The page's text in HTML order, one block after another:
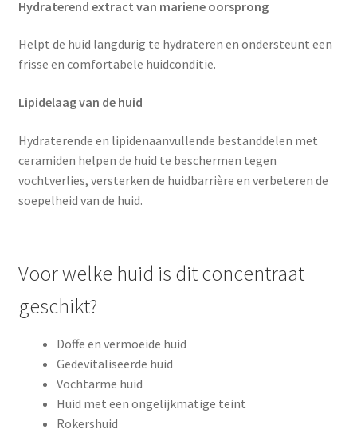
Hydraterend extract van mariene oorsprong
Helpt de huid langdurig te hydrateren en ondersteunt een
frisse en comfortabele huidconditie.
Lipidelaag van de huid
Hydraterende en lipidenaanvullende bestanddelen met
ceramiden helpen de huid te beschermen tegen
vochtverlies, versterken de huidbarrière en verbeteren de
soepelheid van de huid.
Voor welke huid is dit concentraat
geschikt?
Doffe en vermoeide huid
Gedevitaliseerde huid
Vochtarme huid
Huid met een ongelijkmatige teint
Rokershuid